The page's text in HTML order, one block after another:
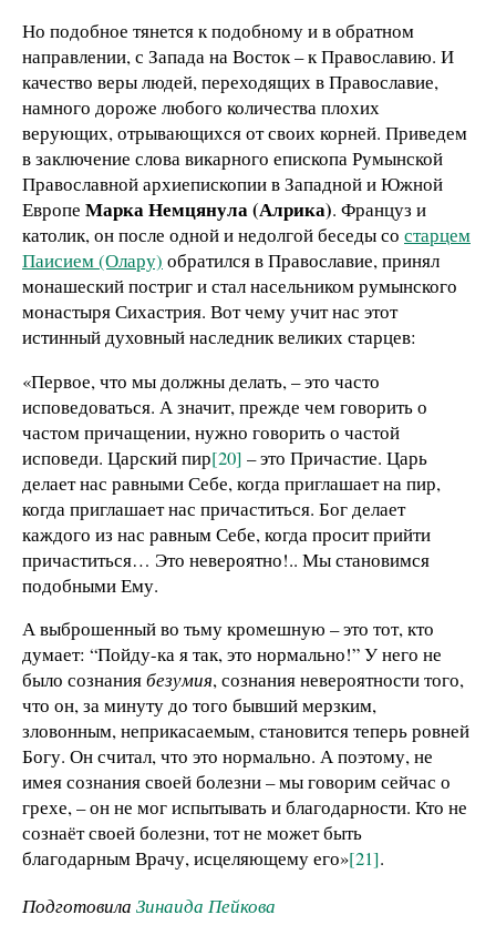
Но подобное тянется к подобному и в обратном
направлении, с Запада на Восток – к Православию. И
качество веры людей, переходящих в Православие,
намного дороже любого количества плохих
верующих, отрывающихся от своих корней. Приведем
в заключение слова викарного епископа Румынской
Православной архиепископии в Западной и Южной
Европе Марка Немцянула (Алрика). Француз и
католик, он после одной и недолгой беседы со старцем
Паисием (Олару) обратился в Православие, принял
монашеский постриг и стал насельником румынского
монастыря Сихастрия. Вот чему учит нас этот
истинный духовный наследник великих старцев:
«Первое, что мы должны делать, – это часто
исповедоваться. А значит, прежде чем говорить о
частом причащении, нужно говорить о частой
исповеди. Царский пир[20] – это Причастие. Царь
делает нас равными Себе, когда приглашает на пир,
когда приглашает нас причаститься. Бог делает
каждого из нас равным Себе, когда просит прийти
причаститься… Это невероятно!.. Мы становимся
подобными Ему.
А выброшенный во тьму кромешную – это тот, кто
думает: “Пойду-ка я так, это нормально!” У него не
было сознаниябезумия, сознания невероятности того,
что он, за минуту до того бывший мерзким,
зловонным, неприкасаемым, становится теперь ровней
Богу. Он считал, что это нормально. А поэтому, не
имея сознания своей болезни – мы говорим сейчас о
грехе, – он не мог испытывать и благодарности. Кто не
сознаёт своей болезни, тот не может быть
благодарным Врачу, исцеляющему его»[21].
Подготовила Зинаида Пейкова